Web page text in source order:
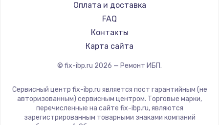
Оплата и доставка
FAQ
Контакты
Карта сайта
© fix-ibp.ru 2026 — Ремонт ИБП.
Сервисный центр fix-ibp.ru является пост гарантийным (не
авторизованным) сервисным центром. Торговые марки,
перечисленные на сайте fix-ibp.ru, являются
зарегистрированным товарными знаками компаний